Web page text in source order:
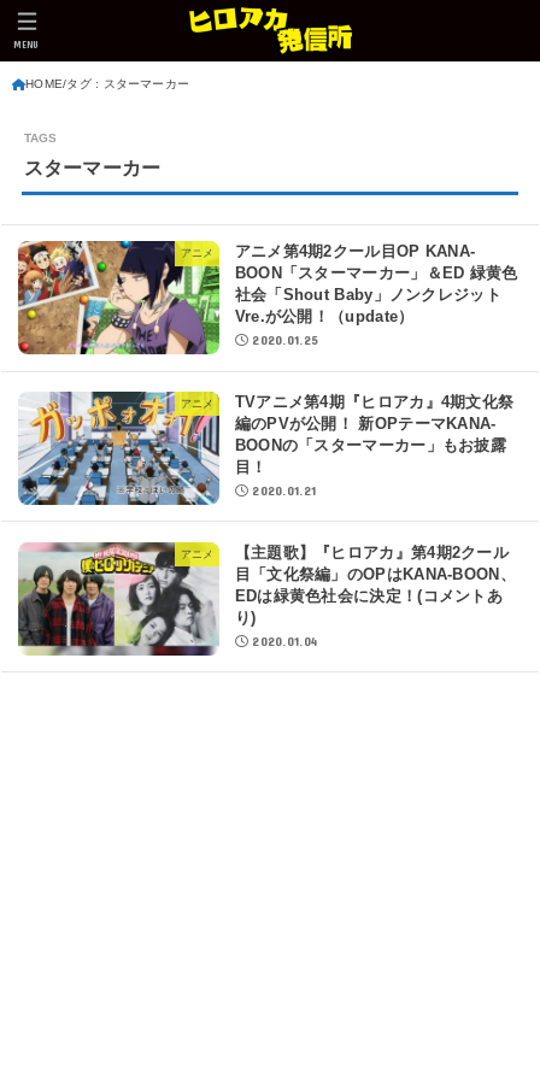
MENU
HOME タグ : スターマーカー
スターマーカー
アニメ
アニメ第4期2クール目OP KANA-
BOON「スターマーカー」＆ED 緑黄色
社会「Shout Baby」ノンクレジット
Vre.が公開！（update）
2020.01.25
アニメ
TVアニメ第4期『ヒロアカ』4期文化祭
編のPVが公開！ 新OPテーマKANA-
BOONの「スターマーカー」もお披露
目！
2020.01.21
アニメ
【主題歌】『ヒロアカ』第4期2クール
目「文化祭編」のOPはKANA-BOON、
EDは緑黄色社会に決定！(コメントあ
り)
2020.01.04